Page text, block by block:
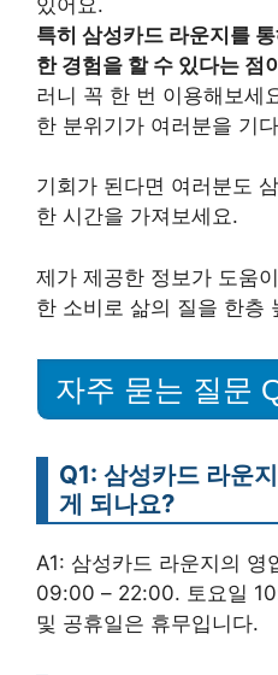
특히 삼성카드 라운지를
한 경험을 할 수 있다는 점
러니 꼭 한 번 이용해보세
한 분위기가 여러분을 기
기회가 된다면 여러분도
한 시간을 가져보세요.
제가 제공한 정보가 도움
한 소비로 삶의 질을 한층
자주 묻는 질문
Q1: 삼성카드 라운
게 되나요?
A1: 삼성카드 라운지의 영
09:00 – 22:00. 토요일
및 공휴일은 휴무입니다.